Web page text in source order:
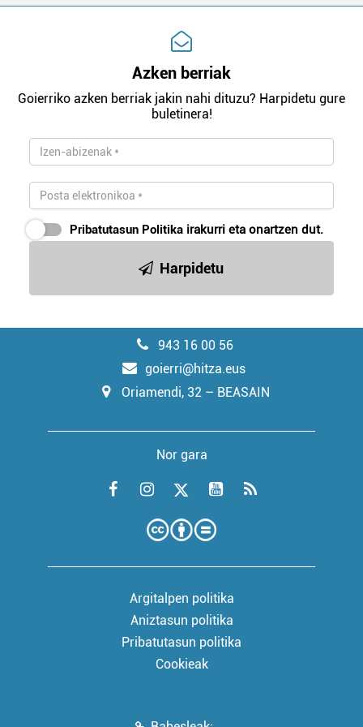
Azken berriak
Goierriko azken berriak jakin nahi dituzu? Harpidetu gure
buletinera!
Pribatutasun Politika irakurri eta onartzen dut.
Harpidetu
943 16 00 56
goierri@hitza.eus
Oriamendi, 32 – BEASAIN
Nor gara
Argitalpen politika
Aniztasun politika
Pribatutasun politika
Cookieak